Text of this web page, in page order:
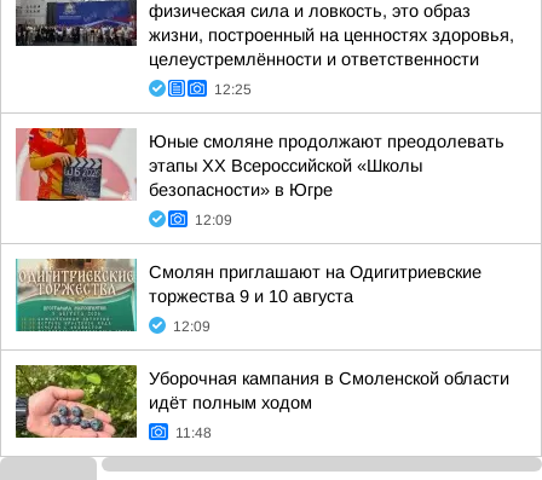
физическая сила и ловкость, это образ
жизни, построенный на ценностях здоровья,
целеустремлённости и ответственности
12:25
Юные смоляне продолжают преодолевать
этапы XX Всероссийской «Школы
безопасности» в Югре
12:09
Смолян приглашают на Одигитриевские
торжества 9 и 10 августа
12:09
Уборочная кампания в Смоленской области
идёт полным ходом
11:48